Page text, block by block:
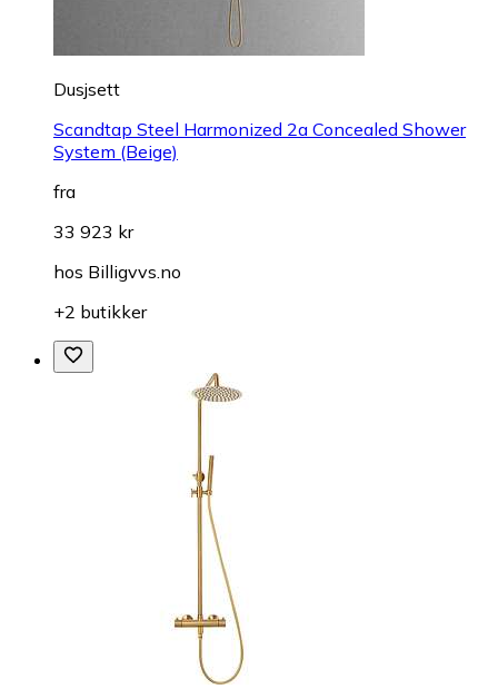
Dusjsett
Scandtap Steel Harmonized 2a Concealed Shower
System (Beige)
fra
33 923 kr
hos Billigvvs.no
+2 butikker